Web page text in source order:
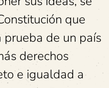
que
prueba de un país
derechos
e igualdad a